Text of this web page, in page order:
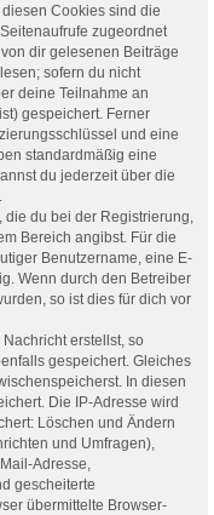
Cookies sind die
zugeordnet
dir gelesenen Beiträge
sofern du nicht
deine Teilnahme an
gespeichert. Ferner
und eine
standardmäßig eine
du jederzeit über die
du bei der Registrierung,
Bereich angibst. Für die
Benutzername, eine E-
Wenn durch den Betreiber
so ist dies für dich vor
erstellst, so
gespeichert. Gleiches
In diesen
Die IP-Adresse wird
Löschen und Ändern
und Umfragen),
Adresse,
gescheiterte
übermittelte Browser-